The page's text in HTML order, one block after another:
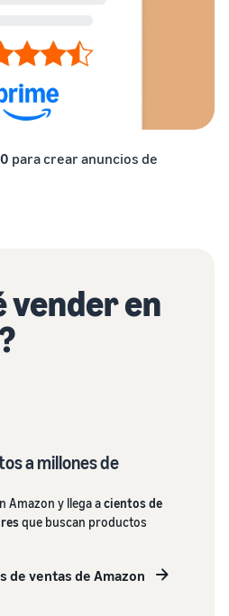
para crear anuncios de
vender en
a millones de
Amazon y llega acientos de
que buscan productos
de ventas de Amazon